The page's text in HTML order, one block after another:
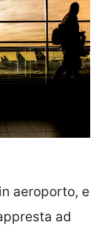
aeroporto, e
ad